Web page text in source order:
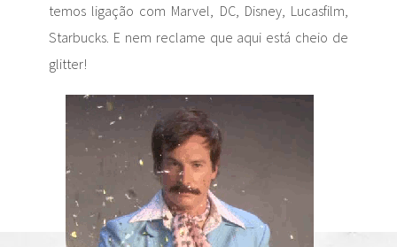
temos ligação com Marvel, DC, Disney, Lucasfilm,
Starbucks. E nem reclame que aqui está cheio de
glitter!